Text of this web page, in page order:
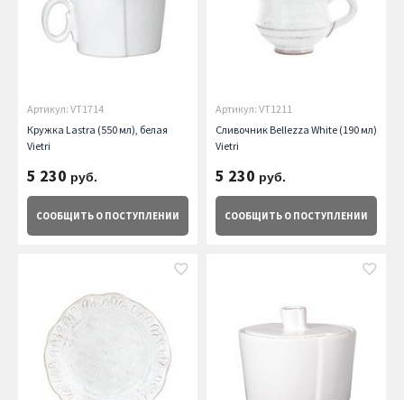
Артикул: VT1714
Кружка Lastra (550 мл), белая
Vietri
5 230 руб.
СООБЩИТЬ О ПОСТУПЛЕНИИ
Артикул: VT1211
Сливочник Bellezza White (190 мл)
Vietri
5 230 руб.
СООБЩИТЬ О ПОСТУПЛЕНИИ